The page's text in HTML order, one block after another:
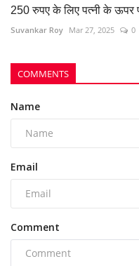
250 रुपए के लिए पत्नी के ऊपर
Suvankar Roy Mar 27, 2025 0
COMMENTS
Name
Email
Comment